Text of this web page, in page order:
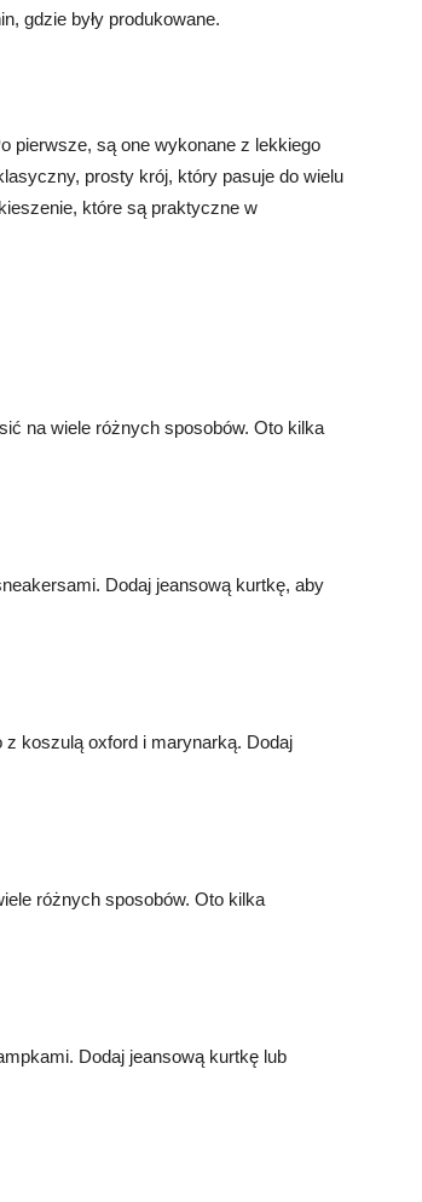
gdzie były produkowane.
pierwsze, są one wykonane z lekkiego
prosty krój, który pasuje do wielu
które są praktyczne w
na wiele różnych sposobów. Oto kilka
Dodaj jeansową kurtkę, aby
z koszulą oxford i marynarką. Dodaj
różnych sposobów. Oto kilka
Dodaj jeansową kurtkę lub